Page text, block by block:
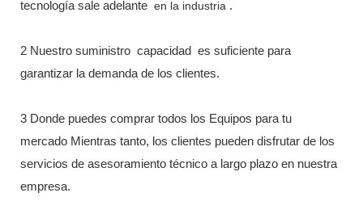
tecnología sale adelante en la industria .
2 Nuestro suministro capacidad
es suficiente para
garantizar la demanda de los clientes.
3 Donde puedes comprar todos los Equipos para tu
mercado Mientras tanto, los clientes pueden disfrutar de los
servicios de asesoramiento técnico a largo plazo en nuestra
empresa.